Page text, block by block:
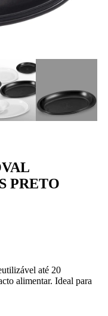
PRETO
até 20
alimentar. Ideal para